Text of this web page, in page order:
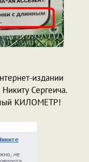
издании
Сергеича.
КИЛОМЕТР!